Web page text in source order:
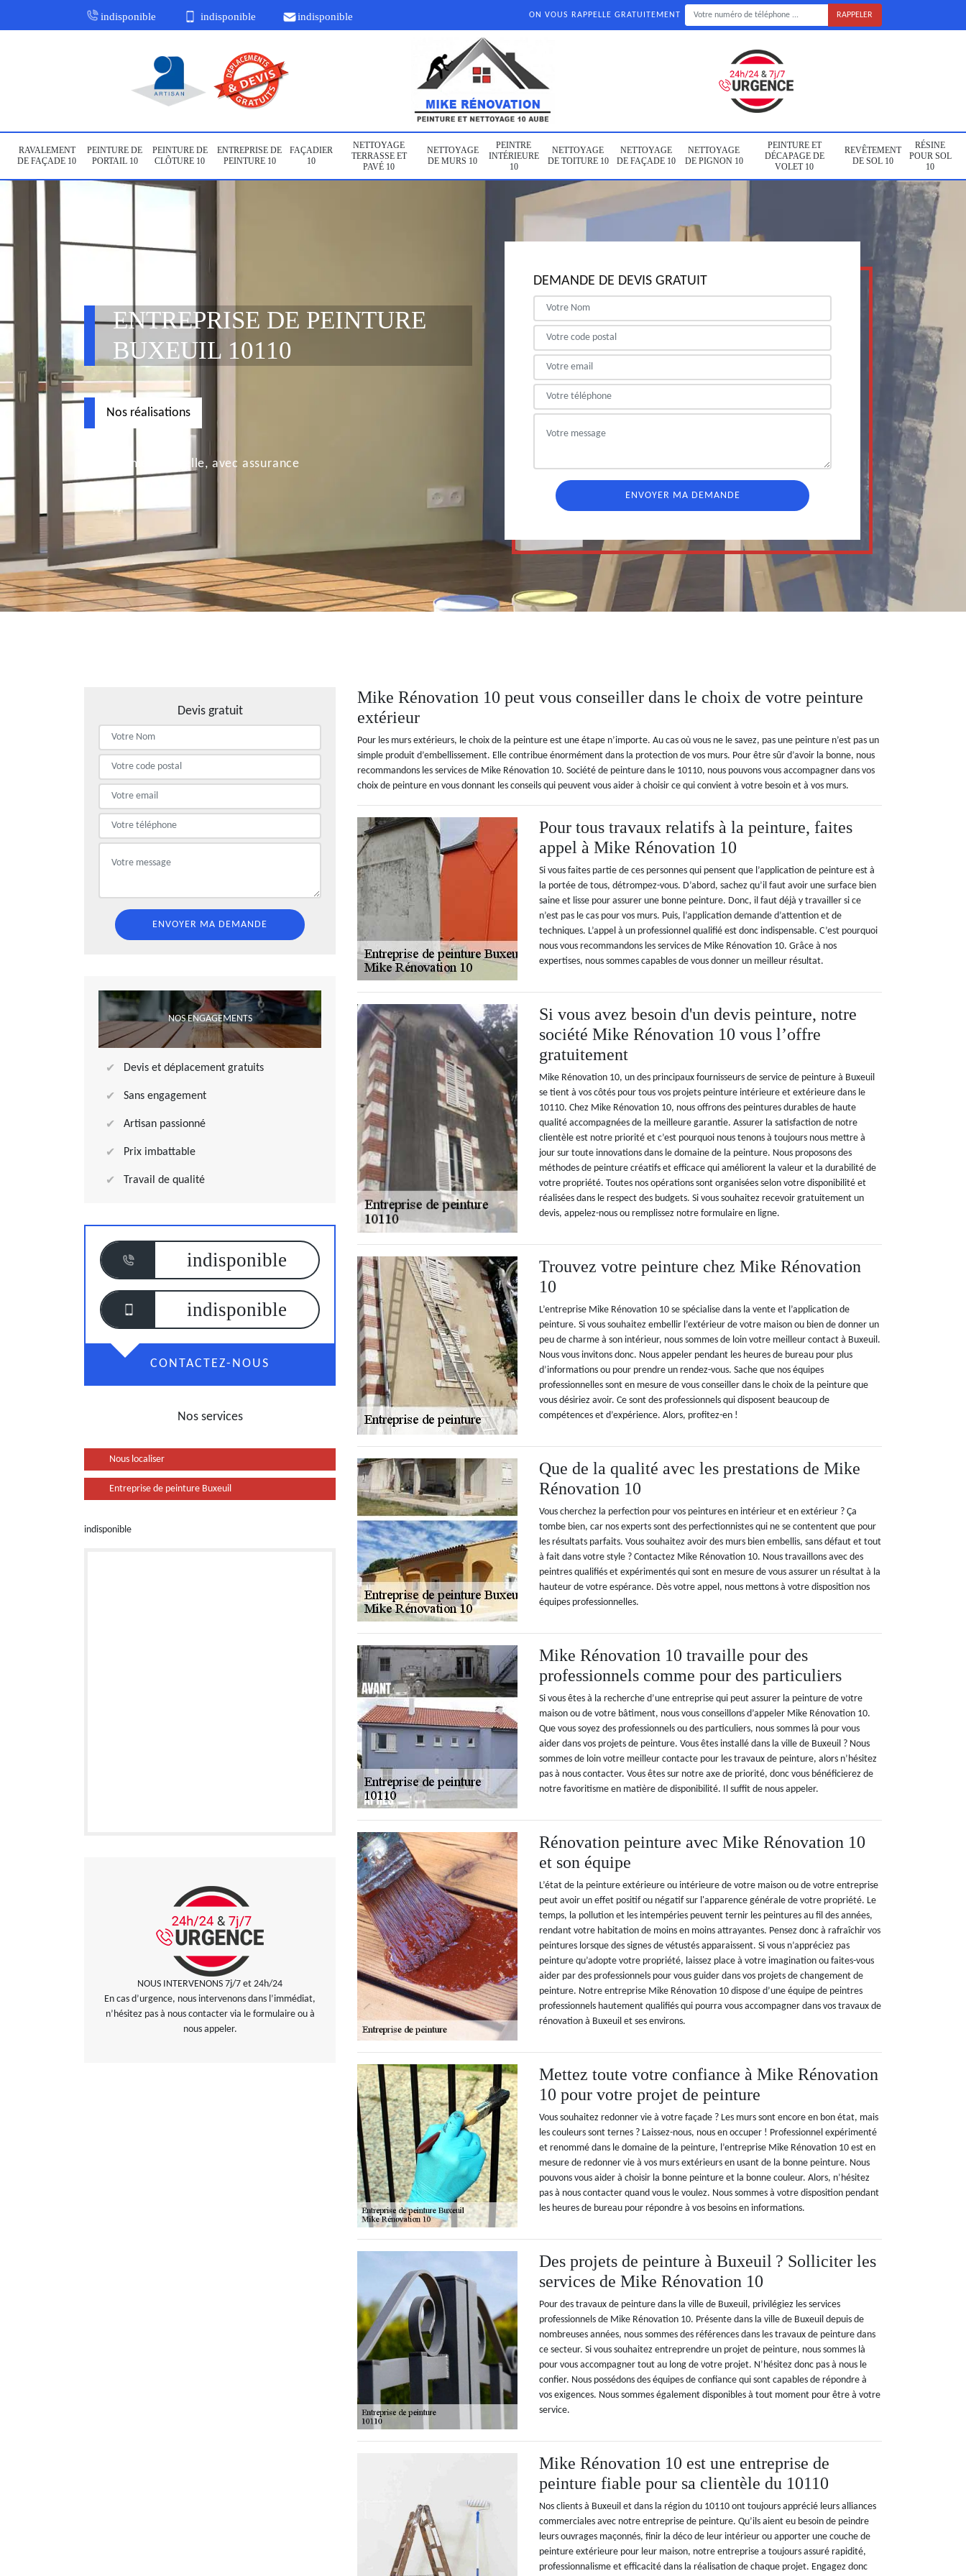
indisponible indisponible indisponible ON VOUS RAPPELLE GRATUITEMENT
RAVALEMENT
DE FAÇADE 10
PEINTURE DE
PORTAIL 10
PEINTURE DE
CLÔTURE 10
ENTREPRISE DE
PEINTURE 10
FAÇADIER
10
NETTOYAGE
TERRASSE ET
PAVÉ 10
NETTOYAGE
DE MURS 10
PEINTRE
INTÉRIEURE
10
NETTOYAGE
DE TOITURE 10
NETTOYAGE
DE FAÇADE 10
NETTOYAGE
DE PIGNON 10
PEINTURE ET
DÉCAPAGE DE
VOLET 10
REVÊTEMENT
DE SOL 10
RÉSINE
POUR SOL
10
ENTREPRISE DE PEINTURE
BUXEUIL 10110
Nos réalisations
Déplacement nacelle, avec assurance
DEMANDE DE DEVIS GRATUIT
Devis gratuit
NOS ENGAGEMENTS
Devis et déplacement gratuits
Sans engagement
Artisan passionné
Prix imbattable
Travail de qualité
indisponible
indisponible
CONTACTEZ-NOUS
Nos services
Nous localiser
Entreprise de peinture Buxeuil
indisponible
NOUS INTERVENONS 7j/7 et 24h/24
En cas d’urgence, nous intervenons dans l’immédiat,
n’hésitez pas à nous contacter via le formulaire ou à
nous appeler.
Mike Rénovation 10 peut vous conseiller dans le choix de votre peinture
extérieur
Pour les murs extérieurs, le choix de la peinture est une étape n’importe. Au cas où vous ne le savez, pas une peinture n’est pas un
simple produit d’embellissement. Elle contribue énormément dans la protection de vos murs. Pour être sûr d’avoir la bonne, nous
recommandons les services de Mike Rénovation 10. Société de peinture dans le 10110, nous pouvons vous accompagner dans vos
choix de peinture en vous donnant les conseils qui peuvent vous aider à choisir ce qui convient à votre besoin et à vos murs.
Pour tous travaux relatifs à la peinture, faites
appel à Mike Rénovation 10
Si vous faites partie de ces personnes qui pensent que l’application de peinture est à
la portée de tous, détrompez-vous. D’abord, sachez qu’il faut avoir une surface bien
saine et lisse pour assurer une bonne peinture. Donc, il faut déjà y travailler si ce
n’est pas le cas pour vos murs. Puis, l’application demande d’attention et de
techniques. L’appel à un professionnel qualifié est donc indispensable. C’est pourquoi
nous vous recommandons les services de Mike Rénovation 10. Grâce à nos
expertises, nous sommes capables de vous donner un meilleur résultat.
Si vous avez besoin d'un devis peinture, notre
société Mike Rénovation 10 vous l’offre
gratuitement
Mike Rénovation 10, un des principaux fournisseurs de service de peinture à Buxeuil
se tient à vos côtés pour tous vos projets peinture intérieure et extérieure dans le
10110. Chez Mike Rénovation 10, nous offrons des peintures durables de haute
qualité accompagnées de la meilleure garantie. Assurer la satisfaction de notre
clientèle est notre priorité et c’est pourquoi nous tenons à toujours nous mettre à
jour sur toute innovations dans le domaine de la peinture. Nous proposons des
méthodes de peinture créatifs et efficace qui améliorent la valeur et la durabilité de
votre propriété. Toutes nos opérations sont organisées selon votre disponibilité et
réalisées dans le respect des budgets. Si vous souhaitez recevoir gratuitement un
devis, appelez-nous ou remplissez notre formulaire en ligne.
Trouvez votre peinture chez Mike Rénovation
10
L’entreprise Mike Rénovation 10 se spécialise dans la vente et l’application de
peinture. Si vous souhaitez embellir l’extérieur de votre maison ou bien de donner un
peu de charme à son intérieur, nous sommes de loin votre meilleur contact à Buxeuil.
Nous vous invitons donc. Nous appeler pendant les heures de bureau pour plus
d’informations ou pour prendre un rendez-vous. Sache que nos équipes
professionnelles sont en mesure de vous conseiller dans le choix de la peinture que
vous désiriez avoir. Ce sont des professionnels qui disposent beaucoup de
compétences et d’expérience. Alors, profitez-en !
Que de la qualité avec les prestations de Mike
Rénovation 10
Vous cherchez la perfection pour vos peintures en intérieur et en extérieur ? Ça
tombe bien, car nos experts sont des perfectionnistes qui ne se contentent que pour
les résultats parfaits. Vous souhaitez avoir des murs bien embellis, sans défaut et tout
à fait dans votre style ? Contactez Mike Rénovation 10. Nous travaillons avec des
peintres qualifiés et expérimentés qui sont en mesure de vous assurer un résultat à la
hauteur de votre espérance. Dès votre appel, nous mettons à votre disposition nos
équipes professionnelles.
Mike Rénovation 10 travaille pour des
professionnels comme pour des particuliers
Si vous êtes à la recherche d’une entreprise qui peut assurer la peinture de votre
maison ou de votre bâtiment, nous vous conseillons d’appeler Mike Rénovation 10.
Que vous soyez des professionnels ou des particuliers, nous sommes là pour vous
aider dans vos projets de peinture. Vous êtes installé dans la ville de Buxeuil ? Nous
sommes de loin votre meilleur contacte pour les travaux de peinture, alors n’hésitez
pas à nous contacter. Vous êtes sur notre axe de priorité, donc vous bénéficierez de
notre favoritisme en matière de disponibilité. Il suffit de nous appeler.
Rénovation peinture avec Mike Rénovation 10
et son équipe
L’état de la peinture extérieure ou intérieure de votre maison ou de votre entreprise
peut avoir un effet positif ou négatif sur l'apparence générale de votre propriété. Le
temps, la pollution et les intempéries peuvent ternir les peintures au fil des années,
rendant votre habitation de moins en moins attrayantes. Pensez donc à rafraîchir vos
peintures lorsque des signes de vétustés apparaissent. Si vous n’appréciez pas
peinture qu’adopte votre propriété, laissez place à votre imagination ou faites-vous
aider par des professionnels pour vous guider dans vos projets de changement de
peinture. Notre entreprise Mike Rénovation 10 dispose d’une équipe de peintres
professionnels hautement qualifiés qui pourra vous accompagner dans vos travaux de
rénovation à Buxeuil et ses environs.
Mettez toute votre confiance à Mike Rénovation
10 pour votre projet de peinture
Vous souhaitez redonner vie à votre façade ? Les murs sont encore en bon état, mais
les couleurs sont ternes ? Laissez-nous, nous en occuper ! Professionnel expérimenté
et renommé dans le domaine de la peinture, l’entreprise Mike Rénovation 10 est en
mesure de redonner vie à vos murs extérieurs en usant de la bonne peinture. Nous
pouvons vous aider à choisir la bonne peinture et la bonne couleur. Alors, n’hésitez
pas à nous contacter quand vous le voulez. Nous sommes à votre disposition pendant
les heures de bureau pour répondre à vos besoins en informations.
Des projets de peinture à Buxeuil ? Solliciter les
services de Mike Rénovation 10
Pour des travaux de peinture dans la ville de Buxeuil, privilégiez les services
professionnels de Mike Rénovation 10. Présente dans la ville de Buxeuil depuis de
nombreuses années, nous sommes des références dans les travaux de peinture dans
ce secteur. Si vous souhaitez entreprendre un projet de peinture, nous sommes là
pour vous accompagner tout au long de votre projet. N’hésitez donc pas à nous le
confier. Nous possédons des équipes de confiance qui sont capables de répondre à
vos exigences. Nous sommes également disponibles à tout moment pour être à votre
service.
Mike Rénovation 10 est une entreprise de
peinture fiable pour sa clientèle du 10110
Nos clients à Buxeuil et dans la région du 10110 ont toujours apprécié leurs alliances
commerciales avec notre entreprise de peinture. Qu’ils aient eu besoin de peindre
leurs ouvrages maçonnés, finir la déco de leur intérieur ou apporter une couche de
peinture extérieure pour leur maison, notre entreprise a toujours assuré rapidité,
professionnalisme et efficacité dans la réalisation de chaque projet. Engagez donc